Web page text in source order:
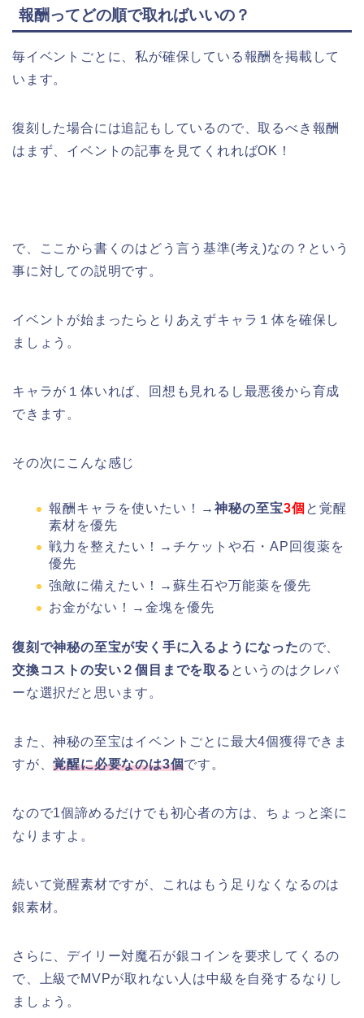
報酬ってどの順で取ればいいの？
毎イベントごとに、私が確保している報酬を掲載して
います。
復刻した場合には追記もしているので、取るべき報酬
はまず、イベントの記事を見てくれればOK！
で、ここから書くのはどう言う基準(考え)なの？という
事に対しての説明です。
イベントが始まったらとりあえずキャラ１体を確保し
ましょう。
キャラが１体いれば、回想も見れるし最悪後から育成
できます。
その次にこんな感じ
報酬キャラを使いたい！→ 神秘の至宝3個 と覚醒
素材を優先
戦力を整えたい！→チケットや石・AP回復薬を
優先
強敵に備えたい！→蘇生石や万能薬を優先
お金がない！→金塊を優先
復刻で神秘の至宝が安く手に入るようになったので、
交換コストの安い２個目までを取る というのはクレバ
ーな選択だと思います。
また、神秘の至宝はイベントごとに最大4個獲得できま
すが、覚醒に必要なのは3個です。
なので1個諦めるだけでも初心者の方は、ちょっと楽に
なりますよ。
続いて覚醒素材ですが、これはもう足りなくなるのは
銀素材。
さらに、デイリー対魔石が銀コインを要求してくるの
で、上級でMVPが取れない人は中級を自発するなりし
ましょう。